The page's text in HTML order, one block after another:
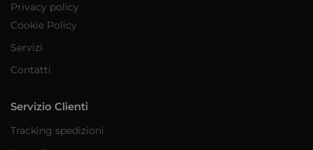
Privacy policy
Cookie Policy
Servizi
Contatti
Servizio Clienti
Tracking spedizioni